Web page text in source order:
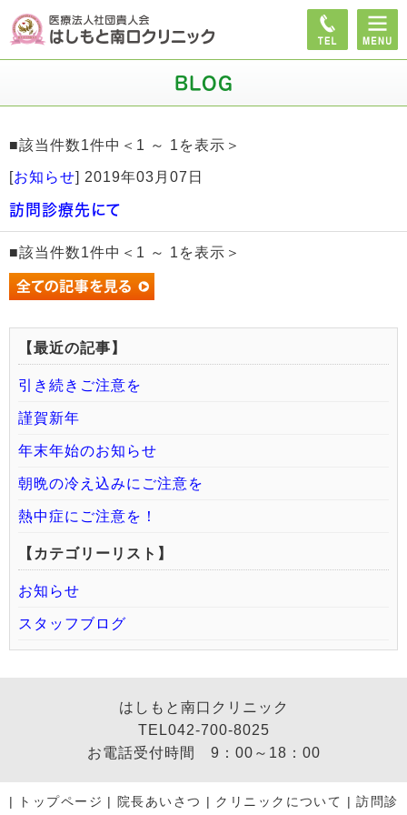
BLOG
■該当件数1件中＜1 ～ 1を表示＞
[お知らせ] 2019年03月07日
訪問診療先にて
■該当件数1件中＜1 ～ 1を表示＞
【最近の記事】
引き続きご注意を
謹賀新年
年末年始のお知らせ
朝晩の冷え込みにご注意を
熱中症にご注意を！
【カテゴリーリスト】
お知らせ
スタッフブログ
はしもと南口クリニック
TEL042-700-8025
お電話受付時間 9：00～18：00
| トップページ | 院長あいさつ | クリニックについて |訪問診